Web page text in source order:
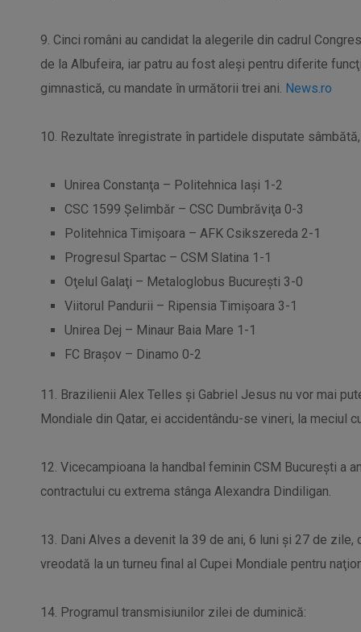
9. Cinci români au candidat la alegerile din cadrul
de la Albufeira, iar patru au fost aleşi pentru diferite
gimnastică, cu mandate în următorii trei ani. News.ro
10. Rezultate înregistrate în partidele disputate
Unirea Constanţa – Politehnica Iaşi 1-2
CSC 1599 Şelimbăr – CSC Dumbrăviţa 0-3
Politehnica Timişoara – AFK Csikszereda 2-1
Progresul Spartac – CSM Slatina 1-1
Oţelul Galaţi – Metaloglobus Bucureşti 3-0
Viitorul Pandurii – Ripensia Timişoara 3-1
Unirea Dej – Minaur Baia Mare 1-1
FC Braşov – Dinamo 0-2
11. Brazilienii Alex Telles şi Gabriel Jesus nu vor mai
Mondiale din Qatar, ei accidentându-se vineri, la meciul
12. Vicecampioana la handbal feminin CSM Bucureşti a
contractului cu extrema stânga Alexandra Dindiligan.
13. Dani Alves a devenit la 39 de ani, 6 luni şi 27 de
vreodată la un turneu final al Cupei Mondiale pentru
14. Programul transmisiunilor zilei de duminică: